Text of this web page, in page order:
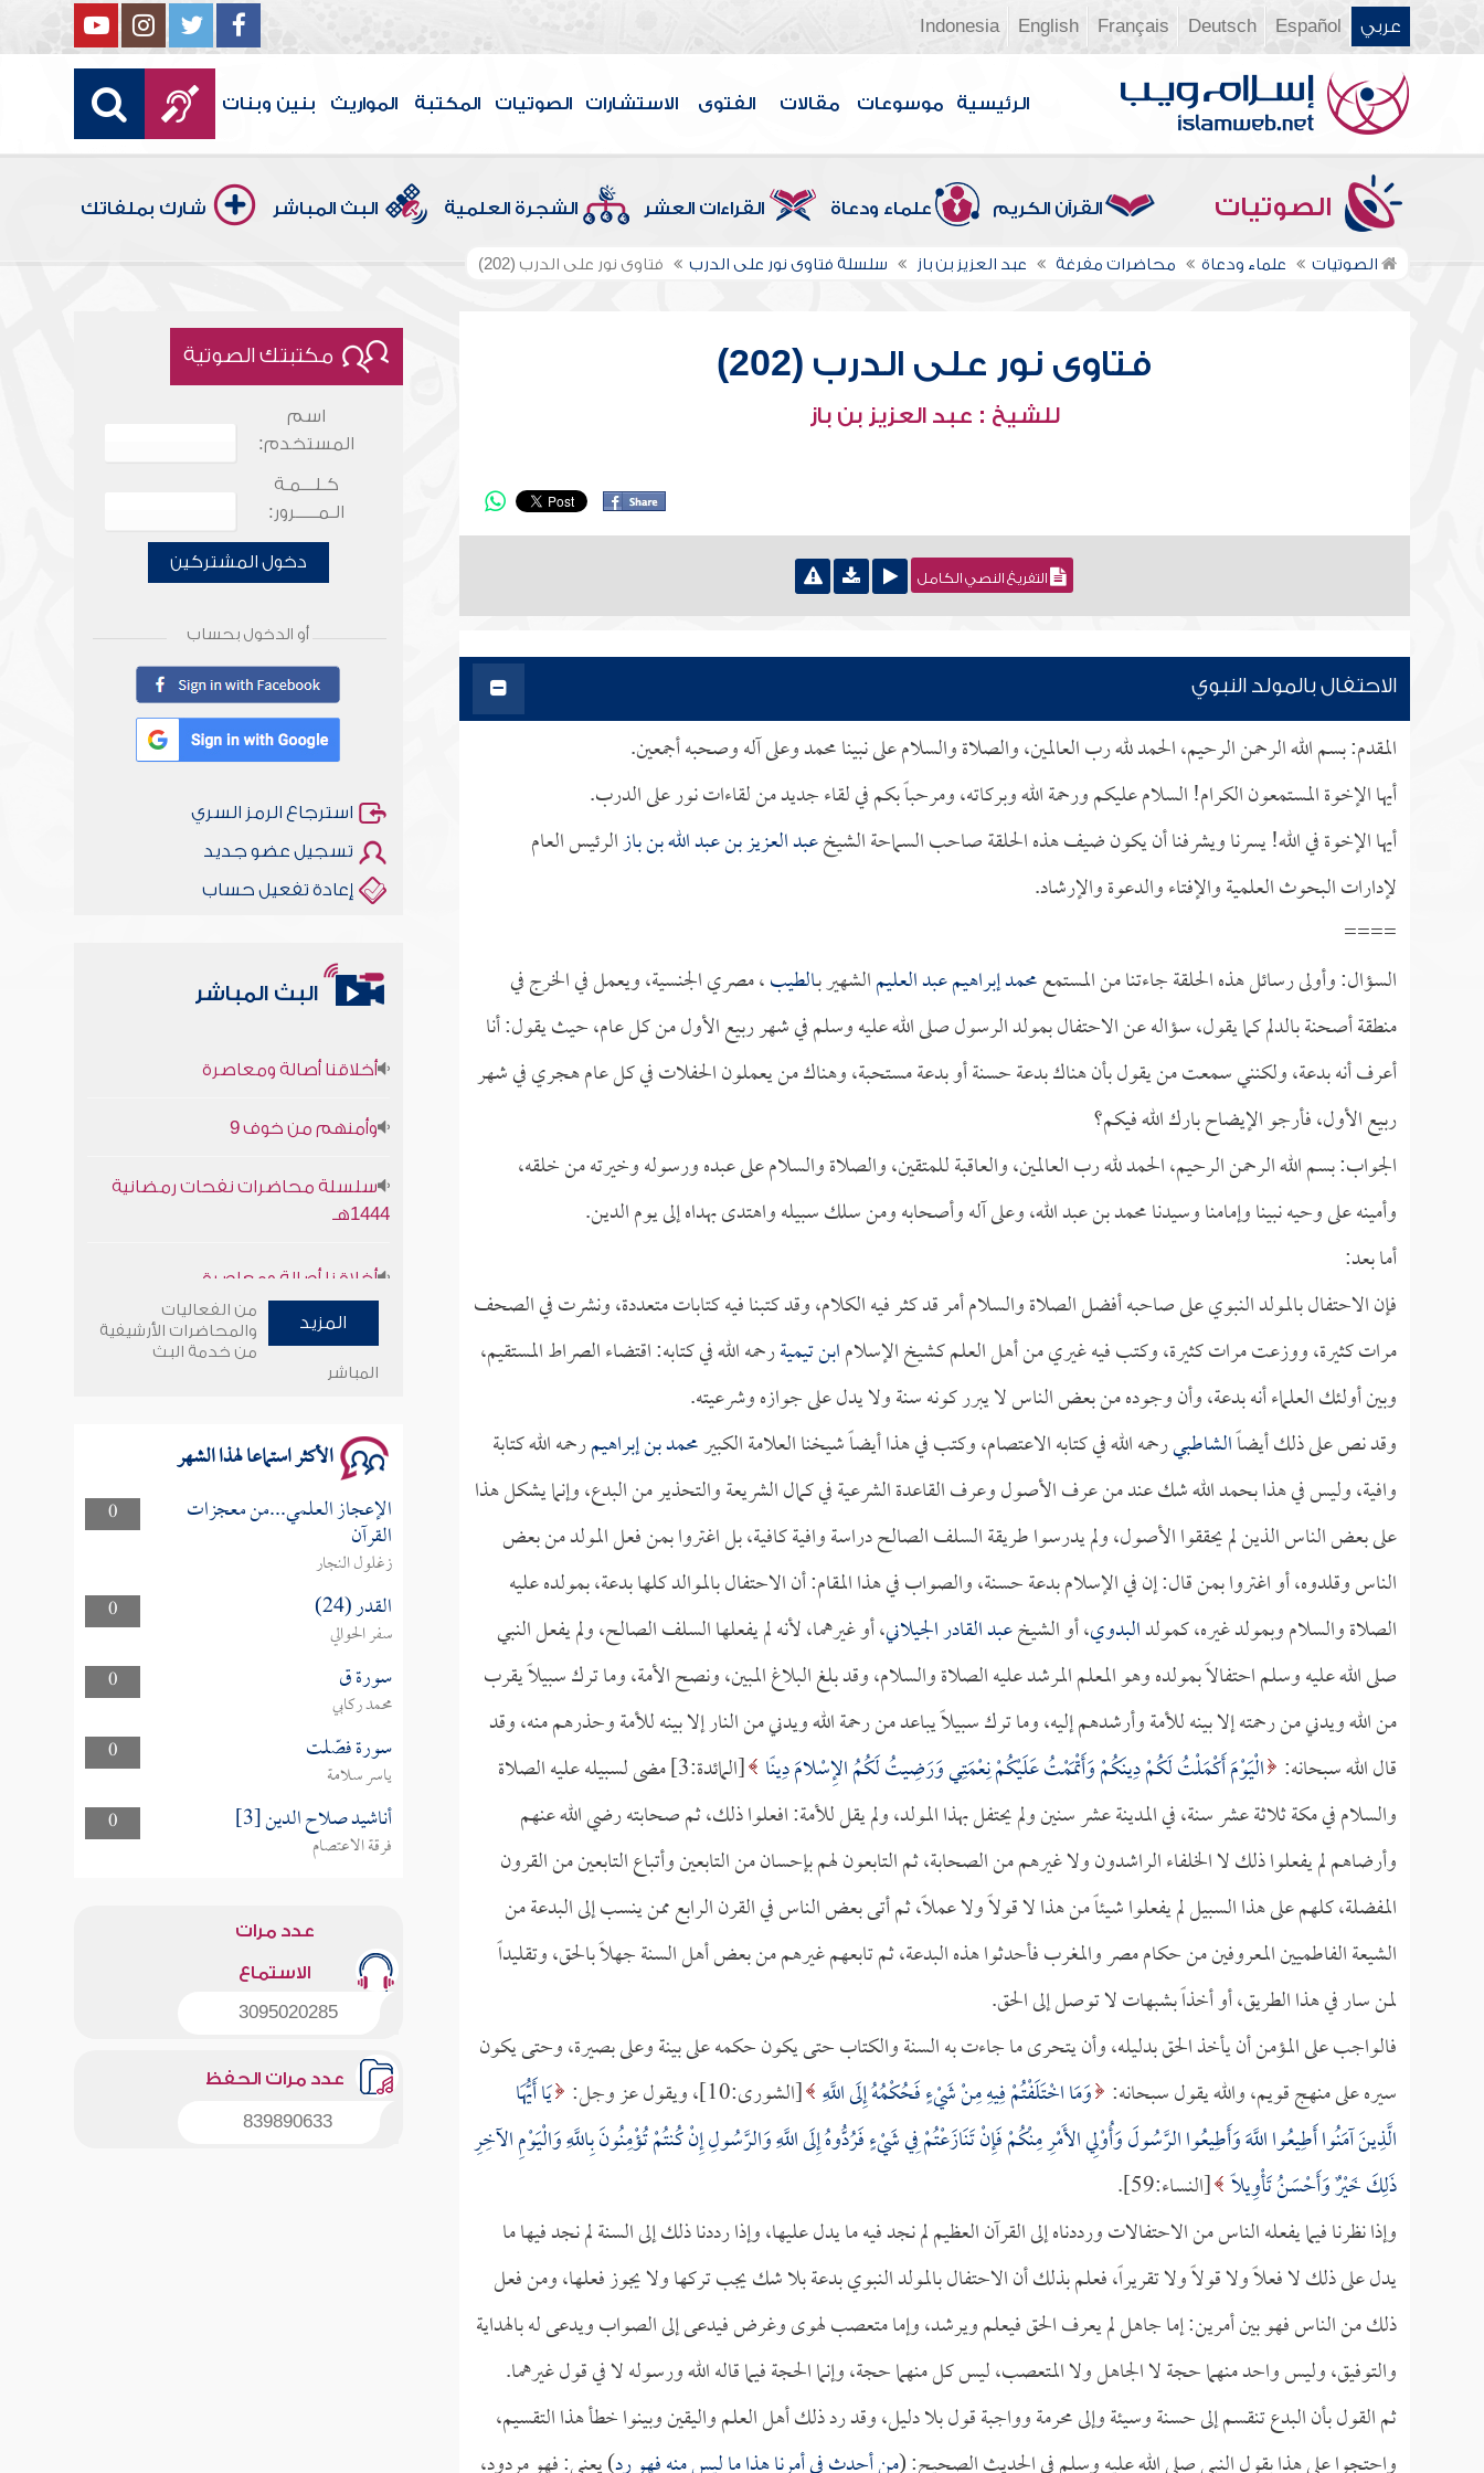
عربي Español
Deutsch
Français
English
Indonesia
الرئيسية موسوعات مقالات الفتوى الاستشارات الصوتيات المكتبة المواريث بنين وبنات
الصوتيات القرآن الكريم علماء ودعاة القراءات العشر الشجرة العلمية البث المباشر شارك بملفاتك
الصوتيات علماء ودعاة محاضرات مفرغة عبد العزيز بن باز سلسلة فتاوى نور على الدرب فتاوى نور على الدرب (202)
فتاوى نور على الدرب (202)
للشيخ : عبد العزيز بن باز
التفريغ النصي الكامل
الاحتفال بالمولد النبوي
المقدم: بسم الله الرحمن الرحيم، الحمد لله رب العالمين، والصلاة والسلام على نبينا محمد وعلى آله وصحبه أجمعين.
أيها الإخوة المستمعون الكرام! السلام عليكم ورحمة الله وبركاته، ومرحباً بكم في لقاء جديد من لقاءات نور على الدرب.
أيها الإخوة في الله! يسرنا ويشرفنا أن يكون ضيف هذه الحلقة صاحب السماحة الشيخعبد العزيز بن عبد الله بن بازالرئيس العام
لإدارات البحوث العلمية والإفتاء والدعوة والإرشاد.
====
السؤال: وأولى رسائل هذه الحلقة جاءتنا من المستمعمحمد إبراهيم عبد العليمالشهير بـالطيب، مصري الجنسية، ويعمل في الخرج في
منطقة أصحنة بالدلم كما يقول، سؤاله عن الاحتفال بمولد الرسول صلى الله عليه وسلم في شهر ربيع الأول من كل عام، حيث يقول: أنا
أعرف أنه بدعة، ولكنني سمعت من يقول بأن هناك بدعة حسنة أو بدعة مستحبة، وهناك من يعملون الحفلات في كل عام هجري في شهر
ربيع الأول، فأرجو الإيضاح بارك الله فيكم؟
الجواب: بسم الله الرحمن الرحيم، الحمد لله رب العالمين، والعاقبة للمتقين، والصلاة والسلام على عبده ورسوله وخيرته من خلقه،
وأمينه على وحيه نبينا وإمامنا وسيدنا محمد بن عبد الله، وعلى آله وأصحابه ومن سلك سبيله واهتدى بهداه إلى يوم الدين.
أما بعد:
فإن الاحتفال بالمولد النبوي على صاحبه أفضل الصلاة والسلام أمر قد كثر فيه الكلام، وقد كتبنا فيه كتابات متعددة، ونشرت في الصحف
مرات كثيرة، ووزعت مرات كثيرة، وكتب فيه غيري من أهل العلم كشيخ الإسلامابن تيميةرحمه الله في كتابه: اقتضاء الصراط المستقيم،
وبين أولئك العلماء أنه بدعة، وأن وجوده من بعض الناس لا يبرر كونه سنة ولا يدل على جوازه وشرعيته.
وقد نص على ذلك أيضاًالشاطبيرحمه الله في كتابه الاعتصام، وكتب في هذا أيضاً شيخنا العلامة الكبيرمحمد بن إبراهيمرحمه الله كتابة
وافية، وليس في هذا بحمد الله شك عند من عرف الأصول وعرف القاعدة الشرعية في كمال الشريعة والتحذير من البدع، وإنما يشكل هذا
على بعض الناس الذين لم يحققوا الأصول، ولم يدرسوا طريقة السلف الصالح دراسة وافية كافية، بل اغتروا بمن فعل المولد من بعض
الناس وقلدوه، أو اغتروا بمن قال: إن في الإسلام بدعة حسنة، والصواب في هذا المقام: أن الاحتفال بالموالد كلها بدعة، بمولده عليه
الصلاة والسلام وبمولد غيره، كمولدالبدوي، أو الشيخعبد القادر الجيلاني، أو غيرهما، لأنه لم يفعلها السلف الصالح، ولم يفعل النبي
صلى الله عليه وسلم احتفالاً بمولده وهو المعلم المرشد عليه الصلاة والسلام، وقد بلغ البلاغ المبين، ونصح الأمة، وما ترك سبيلاً يقرب
من الله ويدني من رحمته إلا بينه للأمة وأرشدهم إليه، وما ترك سبيلاً يباعد من رحمة الله ويدني من النار إلا بينه للأمة وحذرهم منه، وقد
قال الله سبحانه: الْيَوْمَ أَكْمَلْتُ لَكُمْ دِينَكُمْ وَأَتْمَمْتُ عَلَيْكُمْ نِعْمَتِي وَرَضِيتُ لَكُمُ الإِسْلامَ دِينًا
[المائدة:3] مضى لسبيله عليه الصلاة
والسلام في مكة ثلاثة عشر سنة، في المدينة عشر سنين ولم يحتفل بهذا المولد، ولم يقل للأمة: افعلوا ذلك، ثم صحابته رضي الله عنهم
وأرضاهم لم يفعلوا ذلك لا الخلفاء الراشدون ولا غيرهم من الصحابة، ثم التابعون لهم بإحسان من التابعين وأتباع التابعين من القرون
المفضلة، كلهم على هذا السبيل لم يفعلوا شيئاً من هذا لا قولاً ولا عملاً، ثم أتى بعض الناس في القرن الرابع ممن ينسب إلى البدعة من
الشيعة الفاطميين المعروفين من حكام مصر والمغرب فأحدثوا هذه البدعة، ثم تابعهم غيرهم من بعض أهل السنة جهلاً بالحق، وتقليداً
لمن سار في هذا الطريق، أو أخذاً بشبهات لا توصل إلى الحق.
فالواجب على المؤمن أن يأخذ الحق بدليله، وأن يتحرى ما جاءت به السنة والكتاب حتى يكون حكمه على بينة وعلى بصيرة، وحتى يكون
سيره على منهج قويم، والله يقول سبحانه: وَمَا اخْتَلَفْتُمْ فِيهِ مِنْ شَيْءٍ فَحُكْمُهُ إِلَى اللَّهِ [الشورى:10]، ويقول عز وجل:
يَا أَيُّهَا
الَّذِينَ آمَنُوا أَطِيعُوا اللَّهَ وَأَطِيعُوا الرَّسُولَ وَأُوْلِي الأَمْرِ مِنْكُمْ فَإِنْ تَنَازَعْتُمْ فِي شَيْءٍ فَرُدُّوهُ إِلَى اللَّهِ وَالرَّسُولِ إِنْ كُنتُمْ تُؤْمِنُونَ بِاللَّهِ وَالْيَوْمِ الآخِرِ
ذَلِكَ خَيْرٌ وَأَحْسَنُ تَأْوِيلًا [النساء:59].
وإذا نظرنا فيما يفعله الناس من الاحتفالات ورددناه إلى القرآن العظيم لم نجد فيه ما يدل عليها، وإذا رددنا ذلك إلى السنة لم نجد فيها ما
يدل على ذلك لا فعلاً ولا قولاً ولا تقريراً، فعلم بذلك أن الاحتفال بالمولد النبوي بدعة بلا شك يجب تركها ولا يجوز فعلها، ومن فعل
ذلك من الناس فهو بين أمرين: إما جاهل لم يعرف الحق فيعلم ويرشد، وإما متعصب لهوى وغرض فيدعى إلى الصواب ويدعى له بالهداية
والتوفيق، وليس واحد منهما حجة لا الجاهل ولا المتعصب، ليس كل منهما حجة، وإنما الحجة فيما قاله الله ورسوله لا في قول غيرهما.
ثم القول بأن البدع تنقسم إلى حسنة وسيئة وإلى محرمة وواجبة قول بلا دليل، وقد رد ذلك أهل العلم واليقين وبينوا خطأ هذا التقسيم،
مكتبتك الصوتية
اسم
المستخدم:
كـلـــمـة
الـمـــــرور:
دخول المشتركين
أو الدخول بحساب
استرجاع الرمز السري
تسجيل عضو جديد
إعادة تفعيل حساب
البث المباشر
1444هـ
وأمنهم من خوف 9
سلسلة محاضرات نفحات رمضانية
المزيد
من الفعاليات
والمحاضرات الأرشيفية
من خدمة البث
المباشر
الأكثر استماعا لهذا الشهر
0 الإعجاز العلمي...من معجزات
القرآن
زغلول النجار
0
القدر (24)
سفر الحوالي
0
سورة ق
محمد ركابي
0
سورة فصّلت
ياسر سلامة
0
أناشيد صلاح الدين [3]
فرقة الاعتصام
عدد مرات
الاستماع
3095020285
عدد مرات الحفظ
839890633